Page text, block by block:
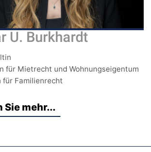
U. Burkhardt
für Mietrecht und Wohnungseigentum
für Familienrecht
Sie mehr...